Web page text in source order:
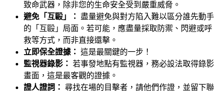
致命武器，除非您的生命安全受到嚴重威脅。
避免「互毆」： 盡量避免與對方陷入難以區分誰先動手
的「互毆」局面。若可能，應盡量採取防禦、閃避或呼
救等方式，而非直接還擊。
立即保全證據： 這是最關鍵的一步！
監視器錄影： 若事發地點有監視器，務必設法取得錄影
畫面，這是最客觀的證據。
證人證詞： 尋找在場的目擊者，請他們作證，並留下聯